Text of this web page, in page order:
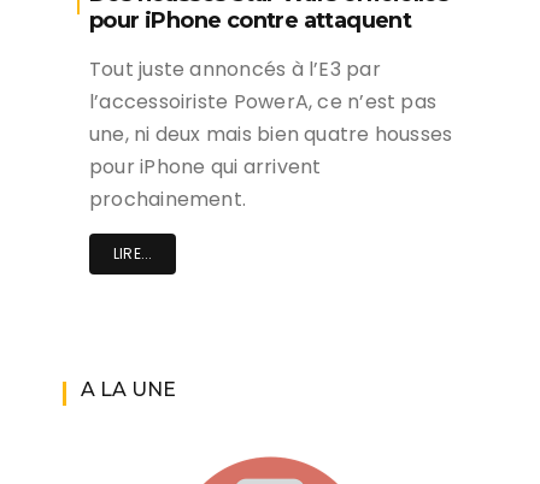
pour iPhone contre attaquent
Tout juste annoncés à l’E3 par
l’accessoiriste PowerA, ce n’est pas
une, ni deux mais bien quatre housses
pour iPhone qui arrivent
prochainement.
LIRE...
A LA UNE